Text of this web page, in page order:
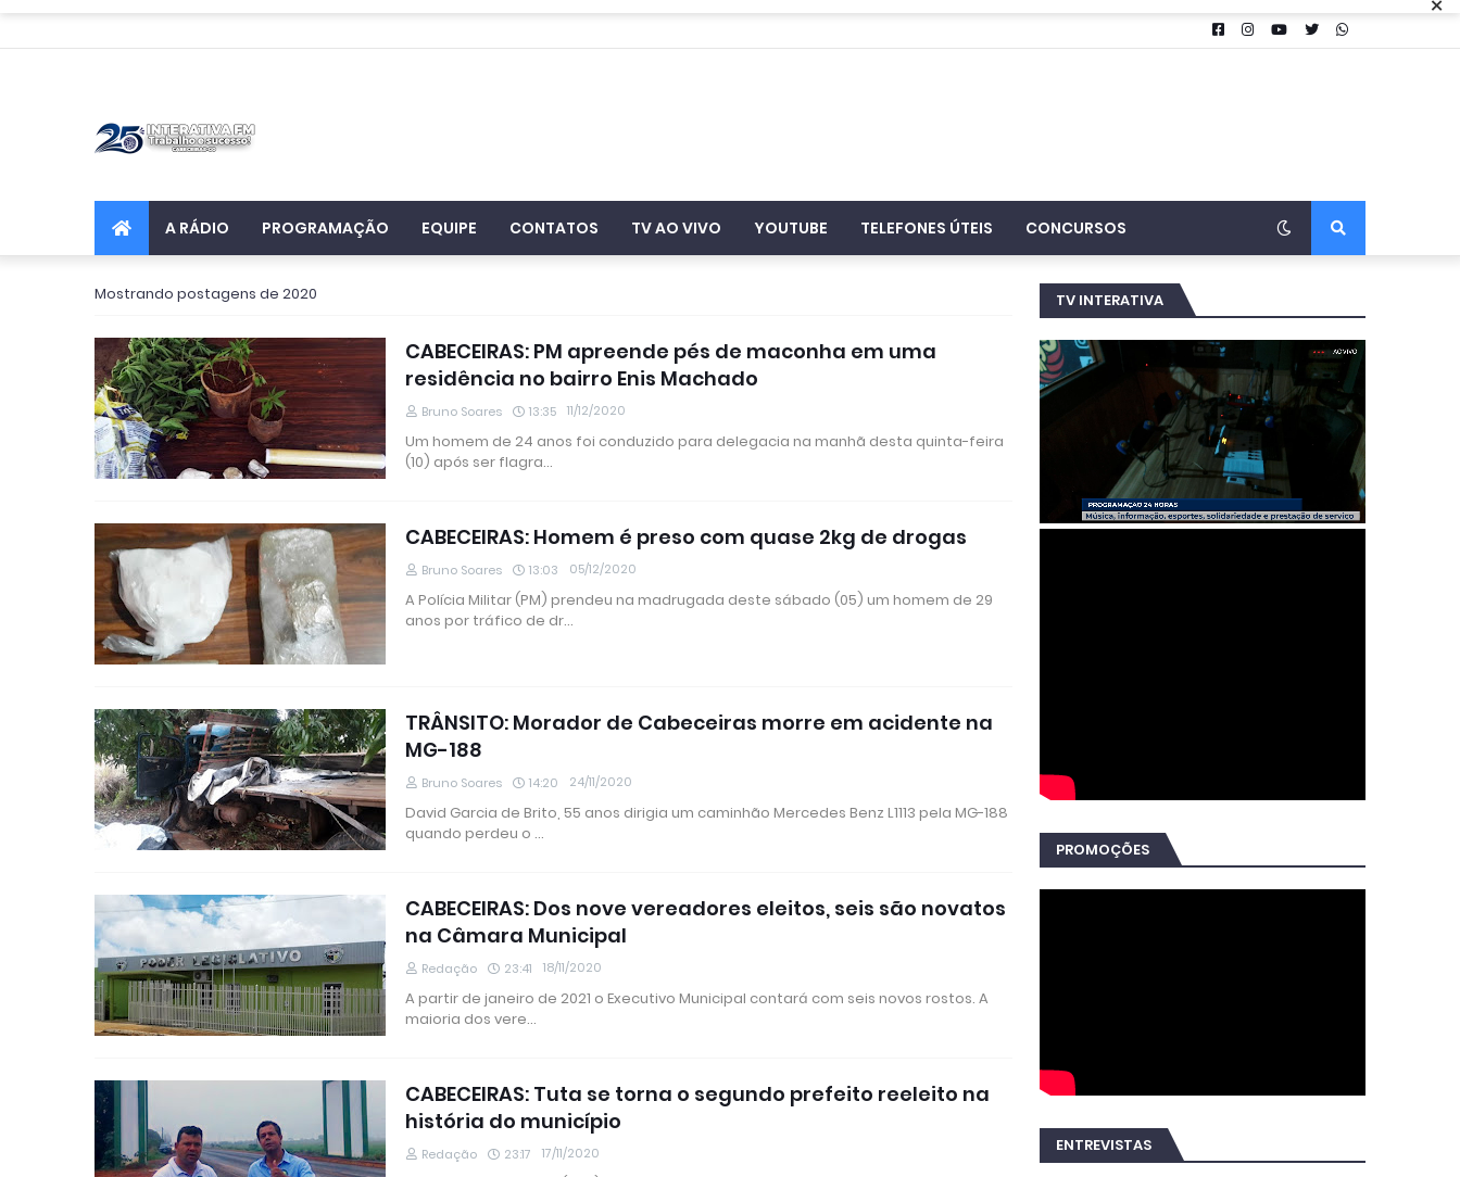
A RÁDIO PROGRAMAÇÃO EQUIPE CONTATOS TV AO VIVO YOUTUBE TELEFONES ÚTEIS CONCURSOS
Mostrando postagens de 2020
CABECEIRAS: PM apreende pés de maconha em uma
residência no bairro Enis Machado
Bruno Soares 13:35 11/12/2020
Um homem de 24 anos foi conduzido para delegacia na manhã desta quinta-feira
(10) após ser flagra…
CABECEIRAS: Homem é preso com quase 2kg de drogas
Bruno Soares 13:03 05/12/2020
A Polícia Militar (PM) prendeu na madrugada deste sábado (05) um homem de 29
anos por tráfico de dr…
TRÂNSITO: Morador de Cabeceiras morre em acidente na
MG-188
Bruno Soares 14:20 24/11/2020
David Garcia de Brito, 55 anos dirigia um caminhão Mercedes Benz L1113 pela MG-188
quando perdeu o …
CABECEIRAS: Dos nove vereadores eleitos, seis são novatos
na Câmara Municipal
Redação 23:41 18/11/2020
A partir de janeiro de 2021 o Executivo Municipal contará com seis novos rostos. A
maioria dos vere…
CABECEIRAS: Tuta se torna o segundo prefeito reeleito na
história do município
Redação 23:17 17/11/2020
TV INTERATIVA
PROMOÇÕES
ENTREVISTAS